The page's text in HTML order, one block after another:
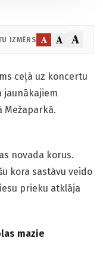
IZMĒRS A A A
ceļā uz koncertu
jaunākajiem
Mežaparkā.
novada korus.
kora sastāvu veido
prieku atklāja
mazie